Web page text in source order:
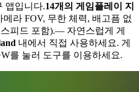
앱입니다.14개의 게임플레이 지
메라 FOV, 무한 체력, 배고픔 없
피드 포함).— 자연스럽게 게
내에서 직접 사용하세요. 게
를 눌러 도구를 이용하세요.